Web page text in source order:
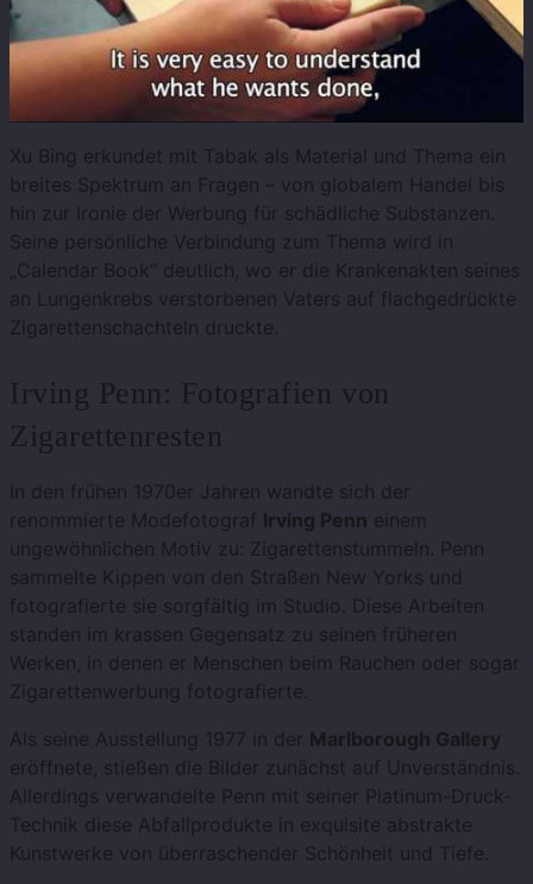
Xu Bing erkundet mit Tabak als Material und Thema ein
breites Spektrum an Fragen – von globalem Handel bis
hin zur Ironie der Werbung für schädliche Substanzen.
Seine persönliche Verbindung zum Thema wird in
„Calendar Book“ deutlich, wo er die Krankenakten seines
an Lungenkrebs verstorbenen Vaters auf flachgedrückte
Zigarettenschachteln druckte.
Irving Penn: Fotografien von
Zigarettenresten
In den frühen 1970er Jahren wandte sich der
renommierte Modefotograf Irving Penn einem
ungewöhnlichen Motiv zu: Zigarettenstummeln. Penn
sammelte Kippen von den Straßen New Yorks und
fotografierte sie sorgfältig im Studio. Diese Arbeiten
standen im krassen Gegensatz zu seinen früheren
Werken, in denen er Menschen beim Rauchen oder sogar
Zigarettenwerbung fotografierte.
Als seine Ausstellung 1977 in der Marlborough Gallery
eröffnete, stießen die Bilder zunächst auf Unverständnis.
Allerdings verwandelte Penn mit seiner Platinum-Druck-
Technik diese Abfallprodukte in exquisite abstrakte
Kunstwerke von überraschender Schönheit und Tiefe.